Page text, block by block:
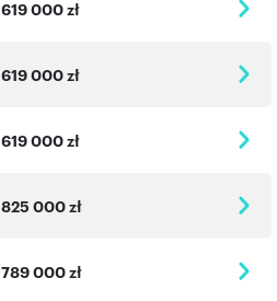
619 000 zł
619 000 zł
619 000 zł
825 000 zł
789 000 zł